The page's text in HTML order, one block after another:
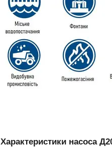
Характеристики насоса